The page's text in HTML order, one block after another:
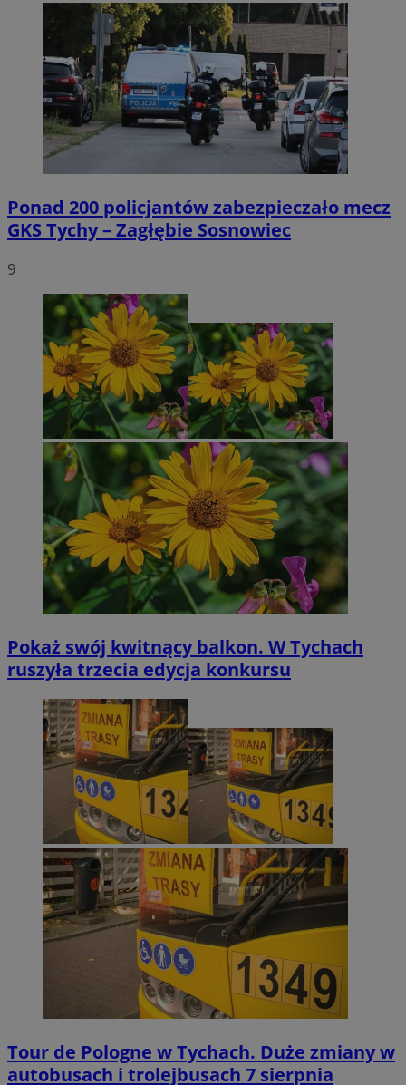
Ponad 200 policjantów zabezpieczało mecz
GKS Tychy – Zagłębie Sosnowiec
9
Pokaż swój kwitnący balkon. W Tychach
ruszyła trzecia edycja konkursu
Tour de Pologne w Tychach. Duże zmiany w
autobusach i trolejbusach 7 sierpnia